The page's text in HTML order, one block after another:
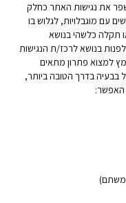
את נגישות האתר כחלק
עם מוגבלויות, לגלוש בו
תקלה כלשהי בנושא
בנושא לרכז/ת הנגישות
למצוא פתרון מתאים
בבעיה בדרך הטובה ביותר,
האפשר: